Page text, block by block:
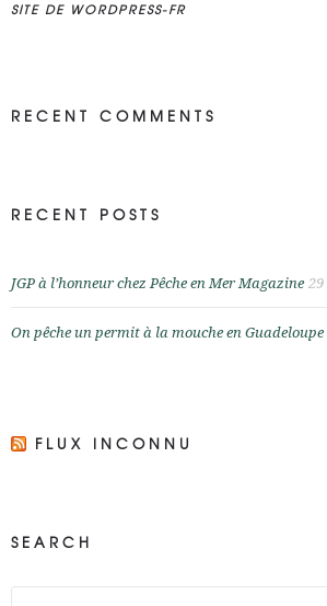
SITE DE WORDPRESS-FR
RECENT COMMENTS
RECENT POSTS
JGP à l’honneur chez Pêche en Mer Magazine 29
On pêche un permit à la mouche en Guadeloupe
FLUX INCONNU
SEARCH